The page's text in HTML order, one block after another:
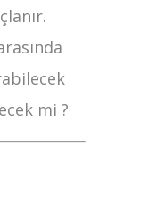
mi ?